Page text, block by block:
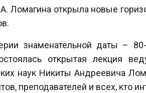
Ломагина открыла новые
знаменательной даты –
открытая лекция
наук Никиты Андреевича
преподавателей и всех, кто